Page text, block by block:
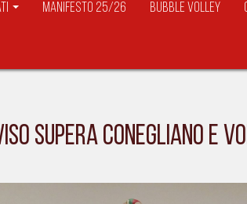
Manifesto 25/26 Bubble Volley
SUPERA CONEGLIANO E